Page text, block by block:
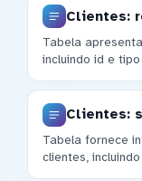
Clientes:
Tabela
incluindo id e
Clientes:
Tabela fornece
clientes,